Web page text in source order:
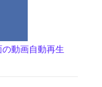
動画自動再生